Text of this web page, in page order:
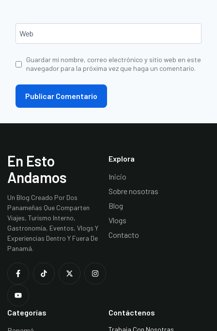
Web
Guardar mi nombre, correo electrónico y sitio web en este
navegador para la próxima vez que haga un comentario.
En Esto
Andamos
Un Blog Creado Por Dos
Panameñas Que Comparten
Viajes, Turismo Interno,
Gastronomía, Eventos, Vlogs Y
Experiencias Dentro Y Fuera De
Panamá.
Explora
Inicio
Sobre nosotras
Blog
Vlogs
Contacto
Categorías
Contáctenos